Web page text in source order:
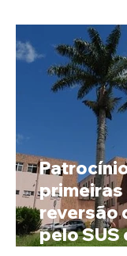
4 mil
primeiras
reversão
pelo SUS